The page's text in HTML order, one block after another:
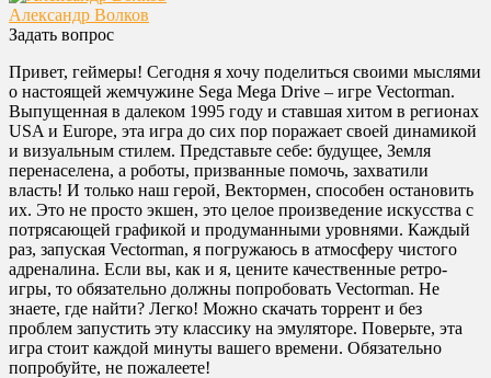
Александр Волков
Задать вопрос
Привет, геймеры! Сегодня я хочу поделиться своими мыслями
о настоящей жемчужине Sega Mega Drive – игре Vectorman.
Выпущенная в далеком 1995 году и ставшая хитом в регионах
USA и Europe, эта игра до сих пор поражает своей динамикой
и визуальным стилем. Представьте себе: будущее, Земля
перенаселена, а роботы, призванные помочь, захватили
власть! И только наш герой, Вектормен, способен остановить
их. Это не просто экшен, это целое произведение искусства с
потрясающей графикой и продуманными уровнями. Каждый
раз, запуская Vectorman, я погружаюсь в атмосферу чистого
адреналина. Если вы, как и я, цените качественные ретро-
игры, то обязательно должны попробовать Vectorman. Не
знаете, где найти? Легко! Можно скачать торрент и без
проблем запустить эту классику на эмуляторе. Поверьте, эта
игра стоит каждой минуты вашего времени. Обязательно
попробуйте, не пожалеете!